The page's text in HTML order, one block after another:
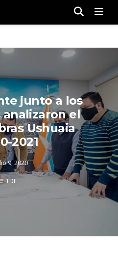
junto a los
el
Ushuaia
2021
9, 2020
TDF